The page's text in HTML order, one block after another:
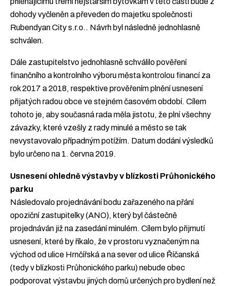
dohody vyčleněn a převeden do majetku společnosti
Rubendyan City s.r.o.. Návrh byl následně jednohlasně
schválen.
Dále zastupitelstvo jednohlasně schválilo pověření
finančního a kontrolního výboru města kontrolou financí za
rok 2017 a 2018, respektive prověřením plnění usnesení
přijatých radou obce ve stejném časovém období. Cílem
tohoto je, aby současná rada měla jistotu, že plní všechny
závazky, které vzešly z rady minulé a město se tak
nevystavovalo případným potížím. Datum dodání výsledků
bylo určeno na 1. června 2019.
Usnesení ohledně výstavby v blízkosti Průhonického
parku
Následovalo projednávání bodu zařazeného na přání
opoziční zastupitelky (ANO), který byl částečně
projednáván již na zasedání minulém. Cílem bylo přijmutí
usnesení, které by říkalo, že v prostoru vyznačeným na
východ od ulice Hrnčířská a na sever od ulice Říčanská
(tedy v blízkosti Průhonického parku) nebude obec
podporovat výstavbu jiných domů určených pro bydlení než